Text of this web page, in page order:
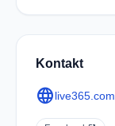
Kontakt
languagelive365.com